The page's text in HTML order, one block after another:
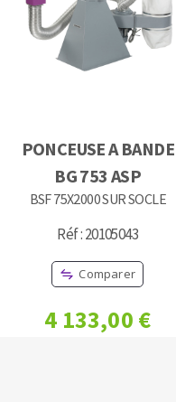
PONCEUSE A BANDE
BG 753 ASP
BSF 75X2000 SUR SOCLE
Réf : 20105043
Comparer
4 133,00 €